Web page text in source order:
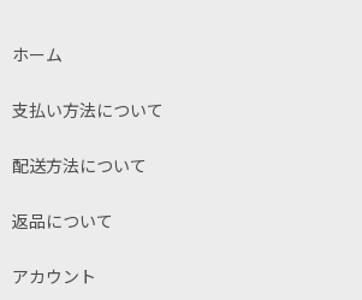
ホーム
支払い方法について
配送方法について
返品について
アカウント